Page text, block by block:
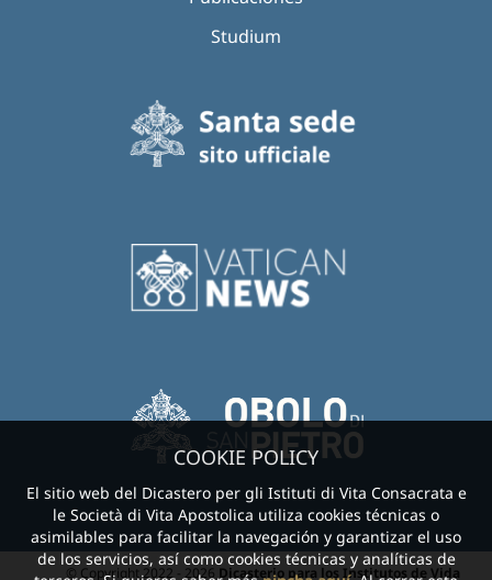
Studium
© Copyright 2022 - 2026 Dicasterio para los Institutos de Vida
COOKIE POLICY
El sitio web del Dicastero per gli Istituti di Vita Consacrata e
le Società di Vita Apostolica utiliza cookies técnicas o
asimilables para facilitar la navegación y garantizar el uso
de los servicios, así como cookies técnicas y analíticas de